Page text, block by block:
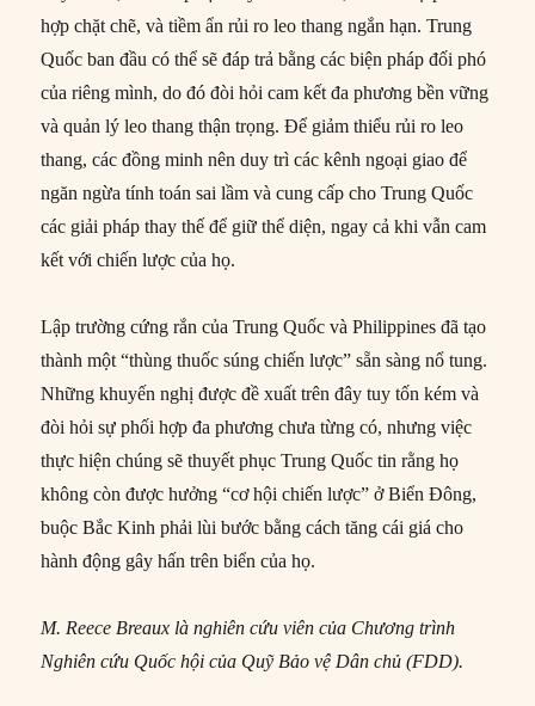
hợp chặt chẽ, và tiềm ẩn rủi ro leo thang ngắn hạn. Trung
Quốc ban đầu có thể sẽ đáp trả bằng các biện pháp đối phó
của riêng mình, do đó đòi hỏi cam kết đa phương bền vững
và quản lý leo thang thận trọng. Để giảm thiểu rủi ro leo
thang, các đồng minh nên duy trì các kênh ngoại giao để
ngăn ngừa tính toán sai lầm và cung cấp cho Trung Quốc
các giải pháp thay thế để giữ thể diện, ngay cả khi vẫn cam
kết với chiến lược của họ.
Lập trường cứng rắn của Trung Quốc và Philippines đã tạo
thành một “thùng thuốc súng chiến lược” sẵn sàng nổ tung.
Những khuyến nghị được đề xuất trên đây tuy tốn kém và
đòi hỏi sự phối hợp đa phương chưa từng có, nhưng việc
thực hiện chúng sẽ thuyết phục Trung Quốc tin rằng họ
không còn được hưởng “cơ hội chiến lược” ở Biển Đông,
buộc Bắc Kinh phải lùi bước bằng cách tăng cái giá cho
hành động gây hấn trên biển của họ.
M. Reece Breaux là nghiên cứu viên của Chương trình
Nghiên cứu Quốc hội của Quỹ Bảo vệ Dân chủ (FDD).